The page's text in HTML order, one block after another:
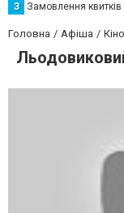
З Замовлення квитків
Головна Афіша Кіно